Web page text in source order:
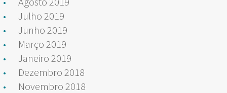
Julho 2019
Junho 2019
Março 2019
Janeiro 2019
Dezembro 2018
Novembro 2018